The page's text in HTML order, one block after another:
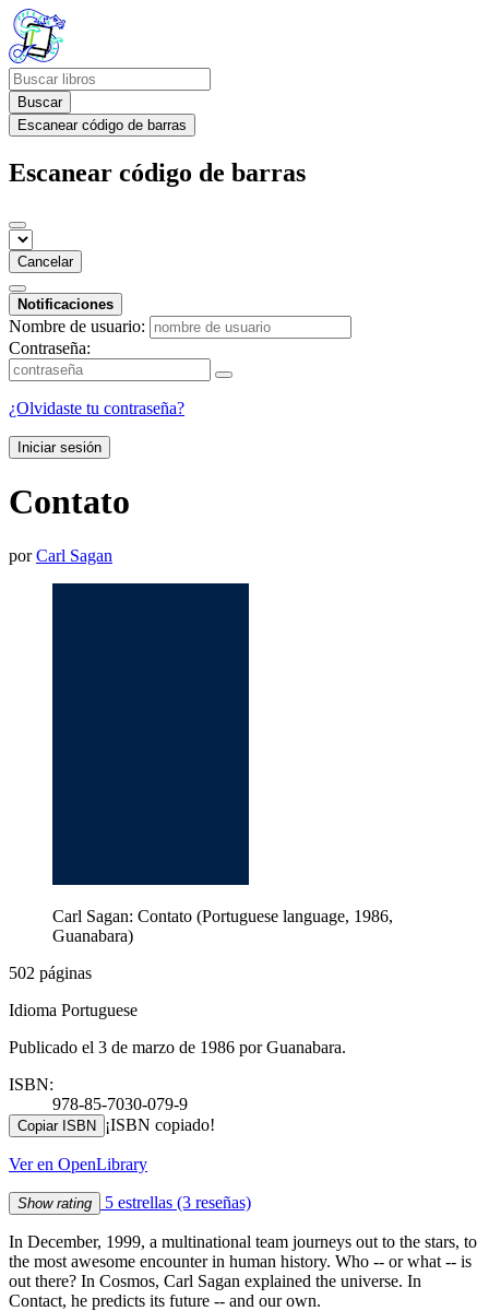
Buscar
Escanear código de barras
Escanear código de barras
Cancelar
Notificaciones
Nombre de usuario:
Contraseña:
¿Olvidaste tu contraseña?
Iniciar sesión
Contato
porCarl Sagan
Carl Sagan: Contato (Portuguese language, 1986,
Guanabara)
502 páginas
Idioma Portuguese
Publicado el 3 de marzo de 1986 por Guanabara.
ISBN:
978-85-7030-079-9
Copiar ISBN ¡ISBN copiado!
Ver en OpenLibrary
Show rating 5 estrellas (3 reseñas)
In December, 1999, a multinational team journeys out to the stars, to
the most awesome encounter in human history. Who -- or what -- is
out there? In Cosmos, Carl Sagan explained the universe. In
Contact, he predicts its future -- and our own.